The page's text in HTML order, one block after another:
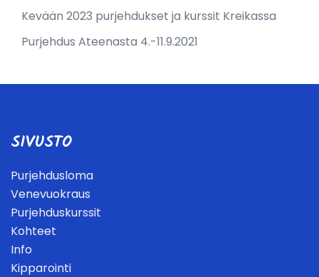
Kevään 2023 purjehdukset ja kurssit Kreikassa
Purjehdus Ateenasta 4.-11.9.2021
SIVUSTO
Purjehdusloma
Venevuokraus
Purjehduskurssit
Kohteet
Info
Kipparointi